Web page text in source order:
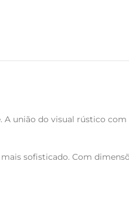
A união do visual rústico
sofisticado. Com